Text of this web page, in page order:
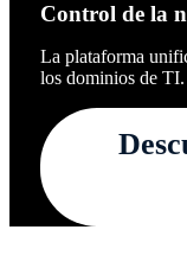
Control de la
La plataforma
los dominios de TI.